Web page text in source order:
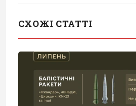
СХОЖІ СТАТТІ